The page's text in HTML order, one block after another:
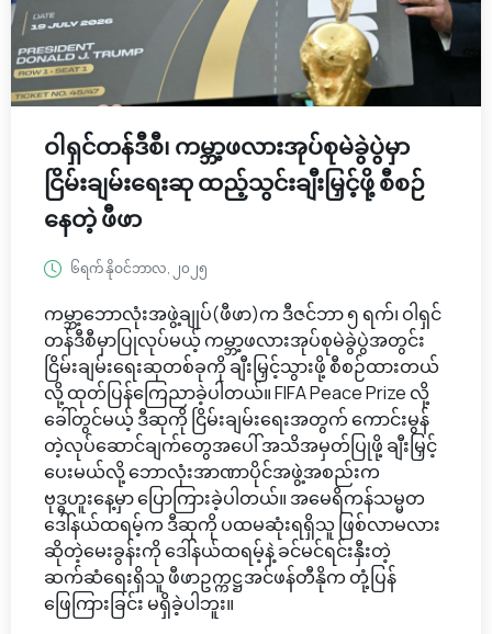
ဝါရှင်တန်ဒီစီ၊ ကမ္ဘာ့ဖလားအုပ်စုမဲခွဲပွဲမှာ
ငြိမ်းချမ်းရေးဆု ထည့်သွင်းချီးမြှင့်ဖို့ စီစဉ်
နေတဲ့ ဖီဖာ
၆ရက် နိုဝင်ဘာလ, ၂၀၂၅
ကမ္ဘာ့ဘောလုံးအဖွဲ့ချုပ်(ဖီဖာ)က ဒီဇင်ဘာ ၅ ရက်၊ ဝါရှင်
တန်ဒီစီမှာပြုလုပ်မယ့် ကမ္ဘာ့ဖလားအုပ်စုမဲခွဲပွဲအတွင်း
ငြိမ်းချမ်းရေးဆုတစ်ခုကို ချီးမြှင့်သွားဖို့ စီစဉ်ထားတယ်
လို့ ထုတ်ပြန်ကြေညာခဲ့ပါတယ်။ FIFA Peace Prize လို့
ခေါ်တွင်မယ့် ဒီဆုကို ငြိမ်းချမ်းရေးအတွက် ကောင်းမွန်
တဲ့လုပ်ဆောင်ချက်တွေအပေါ် အသိအမှတ်ပြုဖို့ ချီးမြှင့်
ပေးမယ်လို့ ဘောလုံးအာဏာပိုင်အဖွဲ့အစည်းက
ဗုဒ္ဓဟူးနေ့မှာ ပြောကြားခဲ့ပါတယ်။ အမေရိကန်သမ္မတ
ဒေါ်နယ်ထရမ့်က ဒီဆုကို ပထမဆုံးရရှိသူ ဖြစ်လာမလား
ဆိုတဲ့မေးခွန်းကို ဒေါ်နယ်ထရမ့်နဲ့ ခင်မင်ရင်းနှီးတဲ့
ဆက်ဆံရေးရှိသူ ဖီဖာဥက္ကဋ္ဌအင်ဖန်တီနိုက တုံ့ပြန်
ဖြေကြားခြင်း မရှိခဲ့ပါဘူး။